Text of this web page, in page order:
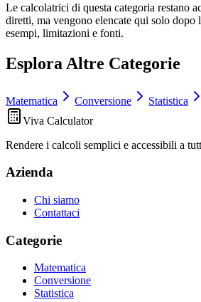
Le calcolatrici di questa categoria restano
diretti, ma vengono elencate qui solo dopo
esempi, limitazioni e fonti.
Esplora Altre Categorie
Matematica Conversione Statistica
Viva Calculator
Rendere i calcoli semplici e accessibili a
Azienda
Chi siamo
Contattaci
Categorie
Matematica
Conversione
Statistica